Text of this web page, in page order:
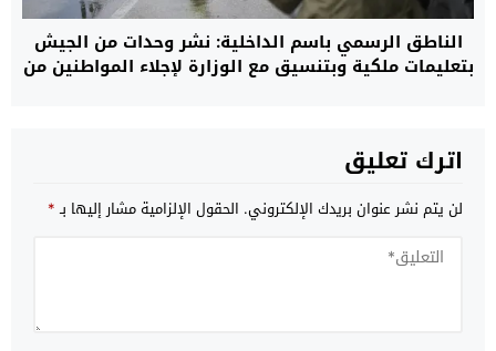
الناطق الرسمي باسم الداخلية: نشر وحدات من الجيش
بتعليمات ملكية وبتنسيق مع الوزارة لإجلاء المواطنين من
اترك تعليق
لن يتم نشر عنوان بريدك الإلكتروني. الحقول الإلزامية مشار إليها بـ*